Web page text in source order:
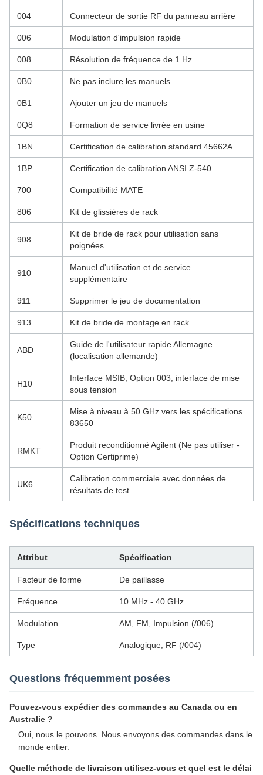
004 Connecteur de sortie RF du panneau arrière
006 Modulation d'impulsion rapide
008 Résolution de fréquence de 1 Hz
0B0 Ne pas inclure les manuels
0B1 Ajouter un jeu de manuels
0Q8 Formation de service livrée en usine
1BN Certification de calibration standard 45662A
1BP Certification de calibration ANSI Z-540
700 Compatibilité MATE
806 Kit de glissières de rack
908
Kit de bride de rack pour utilisation sans
poignées
910
Manuel d'utilisation et de service
supplémentaire
911 Supprimer le jeu de documentation
913 Kit de bride de montage en rack
ABD
Guide de l'utilisateur rapide Allemagne
(localisation allemande)
H10
Interface MSIB, Option 003, interface de mise
sous tension
K50
Mise à niveau à 50 GHz vers les spécifications
83650
RMKT
Produit reconditionné Agilent (Ne pas utiliser -
Option Certiprime)
UK6
Calibration commerciale avec données de
résultats de test
Spécifications techniques
Attribut Spécification
Facteur de forme De paillasse
Fréquence 10 MHz - 40 GHz
Modulation AM, FM, Impulsion (/006)
Type Analogique, RF (/004)
Questions fréquemment posées
Pouvez-vous expédier des commandes au Canada ou en
Australie ?
Oui, nous le pouvons. Nous envoyons des commandes dans le
monde entier.
Quelle méthode de livraison utilisez-vous et quel est le délai